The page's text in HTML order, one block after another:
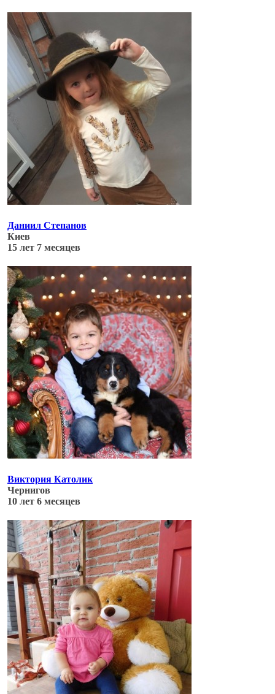
Обновлено: 04.07.17
Обновлено: 04.07.17
Даниил Степанов
Киев
15 лет 7 месяцев
Обновлено: 04.07.17
Виктория Католик
Чернигов
10 лет 6 месяцев